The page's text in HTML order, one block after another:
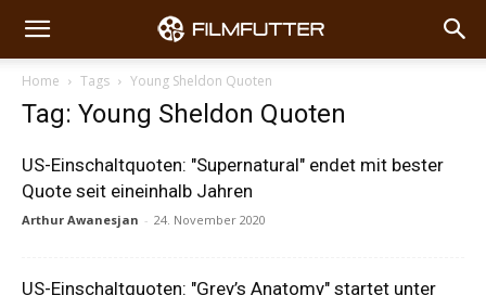
Home Tags Young Sheldon Quoten
Tag: Young Sheldon Quoten
US-Einschaltquoten: "Supernatural" endet mit bester
Quote seit eineinhalb Jahren
Arthur Awanesjan - 24. November 2020
US-Einschaltquoten: "Grey’s Anatomy" startet unter